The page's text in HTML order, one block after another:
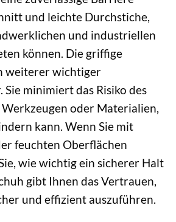
und leichte Durchstiche,
und industriellen
können. Die griffige
weiterer wichtiger
minimiert das Risiko des
oder Materialien,
kann. Wenn Sie mit
feuchten Oberflächen
wie wichtig ein sicherer Halt
gibt Ihnen das Vertrauen,
und effizient auszuführen.